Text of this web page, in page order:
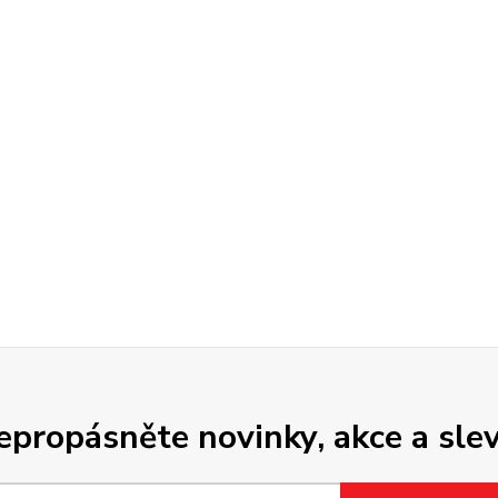
novinky, akce a